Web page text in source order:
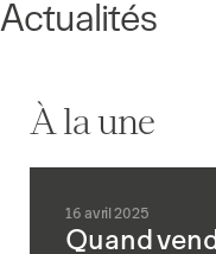
À la une
16 avril 2025
Quand
Actualités